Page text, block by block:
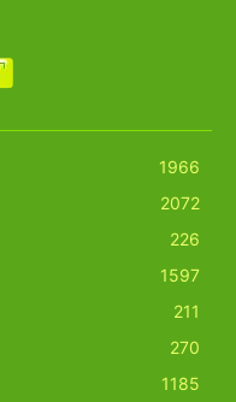
1966
2072
226
1597
211
270
1185